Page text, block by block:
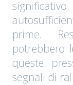
prime.
potrebbero
queste
segnali di